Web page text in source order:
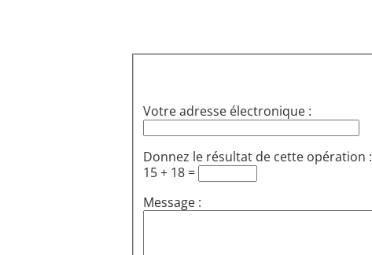
Votre adresse électronique :
Donnez le résultat de cette opération :
15 + 18 =
Message :